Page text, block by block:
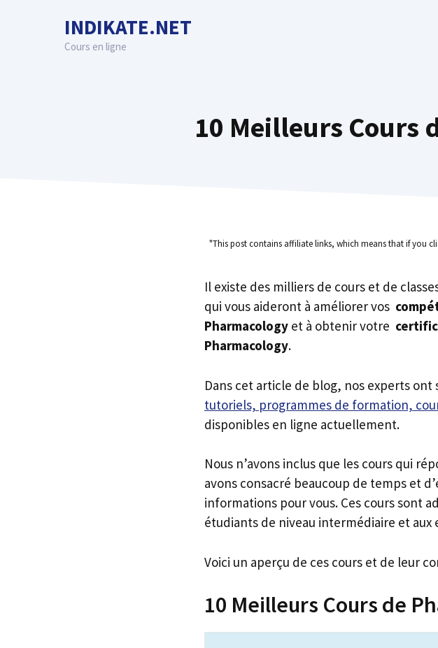
INDIKATE.NET
Cours en ligne
10 Meilleurs Cours
"This post contains affiliate links, which means that if you
Il existe des milliers de cours et de
qui vous aideront à améliorer vos
Pharmacology et à obtenir votre
Pharmacology.
Dans cet article de blog, nos experts
tutoriels, programmes de formation,
disponibles en ligne actuellement.
Nous n’avons inclus que les cours qui
avons consacré beaucoup de temps et
informations pour vous. Ces cours sont
étudiants de niveau intermédiaire et aux
Voici un aperçu de ces cours et de leur
10 Meilleurs Cours de